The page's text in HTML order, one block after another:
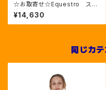
☆お取寄せ☆Equestro スト
ッパー付きゴム製手綱 2色（ET
H01029）
¥14,630
同じカ